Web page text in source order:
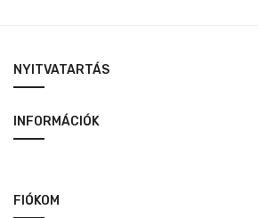
NYITVATARTÁS
INFORMÁCIÓK
FIÓKOM